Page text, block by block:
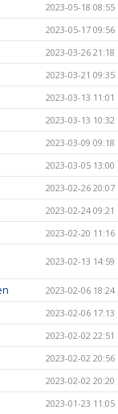
2023-05-18 08:55
2023-05-17 09:56
2023-03-26 21:18
2023-03-21 09:35
2023-03-13 11:01
2023-03-13 10:32
2023-03-09 09:18
2023-03-05 13:00
2023-02-26 20:07
2023-02-24 09:21
2023-02-20 11:16
2023-02-13 14:59
2023-02-06 18:24
2023-02-06 17:13
2023-02-02 22:51
2023-02-02 20:56
2023-02-02 20:20
2023-01-23 11:05